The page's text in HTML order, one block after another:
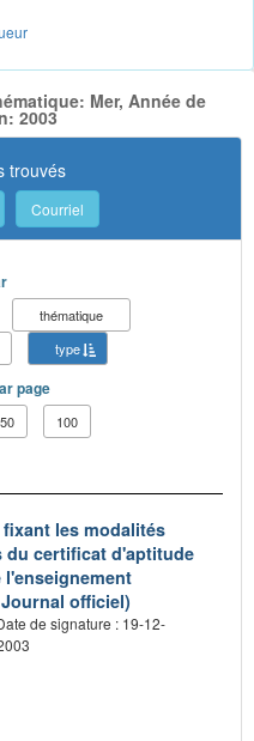
Mer, Année de
2003
trouvés
Courriel
thématique
type
page
50 100
fixant les modalités
du certificat d'aptitude
officiel)
de signature : 19-12-